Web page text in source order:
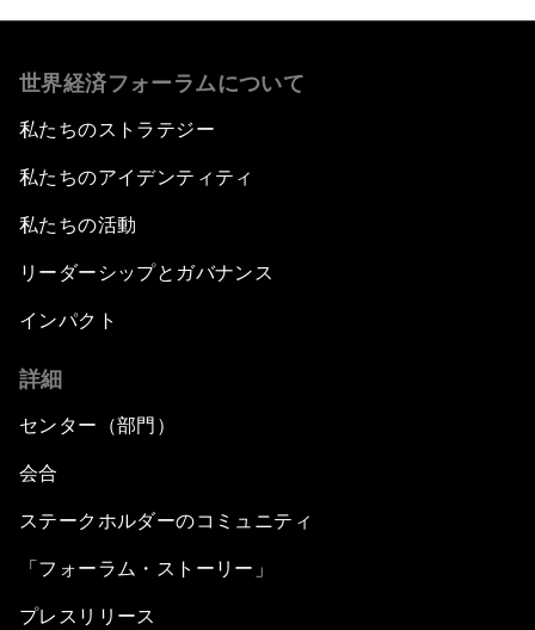
世界経済フォーラムについて
私たちのストラテジー
私たちのアイデンティティ
私たちの活動
リーダーシップとガバナンス
インパクト
詳細
センター（部門）
会合
ステークホルダーのコミュニティ
「フォーラム・ストーリー」
プレスリリース